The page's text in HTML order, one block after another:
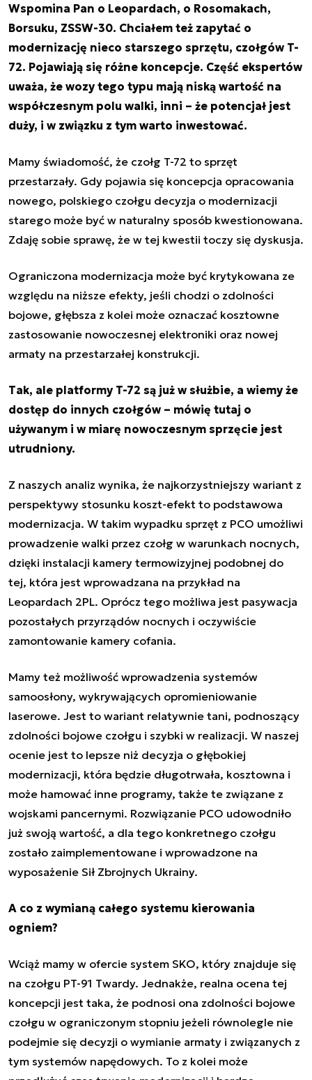
Wspomina Pan o Leopardach, o Rosomakach,
Borsuku, ZSSW-30. Chciałem też zapytać o
modernizację nieco starszego sprzętu, czołgów T-
72. Pojawiają się różne koncepcje. Część ekspertów
uważa, że wozy tego typu mają niską wartość na
współczesnym polu walki, inni – że potencjał jest
duży, i w związku z tym warto inwestować.
Mamy świadomość, że czołg T-72 to sprzęt
przestarzały. Gdy pojawia się koncepcja opracowania
nowego, polskiego czołgu decyzja o modernizacji
starego może być w naturalny sposób kwestionowana.
Zdaję sobie sprawę, że w tej kwestii toczy się dyskusja.
Ograniczona modernizacja może być krytykowana ze
względu na niższe efekty, jeśli chodzi o zdolności
bojowe, głębsza z kolei może oznaczać kosztowne
zastosowanie nowoczesnej elektroniki oraz nowej
armaty na przestarzałej konstrukcji.
Tak, ale platformy T-72 są już w służbie, a wiemy że
dostęp do innych czołgów – mówię tutaj o
używanym i w miarę nowoczesnym sprzęcie jest
utrudniony.
Z naszych analiz wynika, że najkorzystniejszy wariant z
perspektywy stosunku koszt-efekt to podstawowa
modernizacja. W takim wypadku sprzęt z PCO umożliwi
prowadzenie walki przez czołg w warunkach nocnych,
dzięki instalacji kamery termowizyjnej podobnej do
tej, która jest wprowadzana na przykład na
Leopardach 2PL. Oprócz tego możliwa jest pasywacja
pozostałych przyrządów nocnych i oczywiście
zamontowanie kamery cofania.
Mamy też możliwość wprowadzenia systemów
samoosłony, wykrywających opromieniowanie
laserowe. Jest to wariant relatywnie tani, podnoszący
zdolności bojowe czołgu i szybki w realizacji. W naszej
ocenie jest to lepsze niż decyzja o głębokiej
modernizacji, która będzie długotrwała, kosztowna i
może hamować inne programy, także te związane z
wojskami pancernymi. Rozwiązanie PCO udowodniło
już swoją wartość, a dla tego konkretnego czołgu
zostało zaimplementowane i wprowadzone na
wyposażenie Sił Zbrojnych Ukrainy.
A co z wymianą całego systemu kierowania
ogniem?
Wciąż mamy w ofercie system SKO, który znajduje się
na czołgu PT-91 Twardy. Jednakże, realna ocena tej
koncepcji jest taka, że podnosi ona zdolności bojowe
czołgu w ograniczonym stopniu jeżeli równolegle nie
podejmie się decyzji o wymianie armaty i związanych z
tym systemów napędowych. To z kolei może